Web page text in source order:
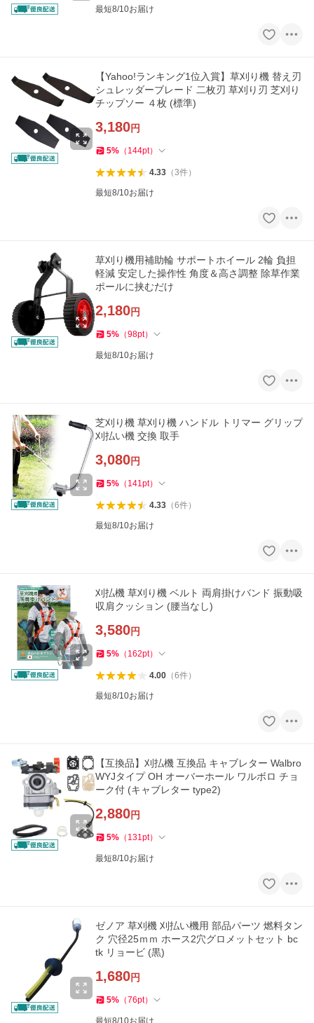
最短8/10お届け
【Yahoo!ランキング1位入賞】草刈り機 替え刃
シュレッダーブレード 二枚刃 草刈り刃 芝刈り
チップソー ４枚 (標準)
3,180円
5% （ 144pt）
4.33（3件）
最短8/10お届け
草刈り機用補助輪 サポートホイール 2輪 負担
軽減 安定した操作性 角度＆高さ調整 除草作業
ポールに挟むだけ
2,180円
5% （98pt）
最短8/10お届け
芝刈り機 草刈り機 ハンドル トリマー グリップ
刈払い機 交換 取手
3,080円
5% （ 141pt）
4.33（6件）
最短8/10お届け
刈払機 草刈り機 ベルト 両肩掛けバンド 振動吸
収肩クッション (腰当なし)
3,580円
5% （ 162pt）
4.00（6件）
最短8/10お届け
【互換品】刈払機 互換品 キャブレター Walbro
WYJタイプ OH オーバーホール ワルボロ チョ
ーク付 (キャブレター type2)
2,880円
5% （ 131pt）
最短8/10お届け
ゼノア 草刈機 刈払い機用 部品パーツ 燃料タン
ク 穴径25ｍｍ ホース2穴グロメットセット bc
tk リョービ (黒)
1,680円
5% （76pt）
最短8/10お届け